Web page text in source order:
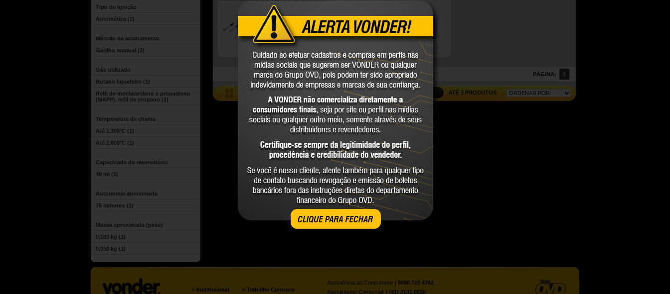
CLIQUE PARA FECHAR
Tipo de ignição
Automática (2)
Método de acionamento
Gatilho manual (2)
Gás utilizado
Butano liquefeito (1)
Refil de metilacetileno e propadieno
(MAPP), refil de propano (1)
Temperatura da chama
Até 1.300°C (1)
Até 2.000°C (1)
Capacidade do reservatório
40 ml (1)
Autonomia aproximada
75 minutos (1)
Massa aproximada (peso)
0,183 kg (1)
0,350 kg (1)
74.42.003.000
VONDER
COMPARE
74.42.200.000
VONDER
COMPARE
PÁGINA: 1
ATÉ 3 PRODUTOS
» Institucional » Trabalhe Conosco
Assistência ao Consumidor | 0800 723 4762
Atendimento Comercial: | (41) 2101 0550